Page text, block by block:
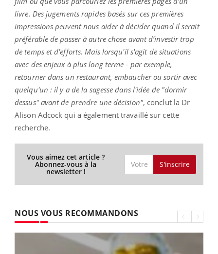
livre. Des jugements rapides basés sur ces premières
impressions peuvent nous aider à décider quand il serait
préférable de passer à autre chose avant d’investir trop
de temps et d’efforts. Mais lorsqu'il s'agit de situations
avec des enjeux à plus long terme - par exemple,
retourner dans un restaurant, embaucher ou sortir avec
quelqu'un : il y a de la sagesse dans l'idée de "dormir
dessus" avant de prendre une décision", conclut la Dr
Alison Adcock qui a également travaillé sur cette
recherche.
Vous aimez cet article ?
Abonnez-vous à la
newsletter !
S'inscrire
NOUS VOUS RECOMMANDONS